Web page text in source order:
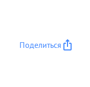
Поделиться